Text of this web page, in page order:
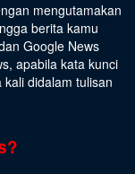
mengutamakan
berita kamu
Google News
apabila kata kunci
didalam tulisan